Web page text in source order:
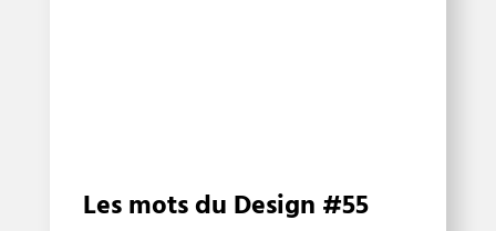
Les mots du Design #55